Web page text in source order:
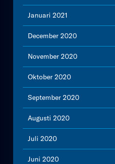
Januari 2021
December 2020
November 2020
Oktober 2020
September 2020
Augusti 2020
Juli 2020
Juni 2020